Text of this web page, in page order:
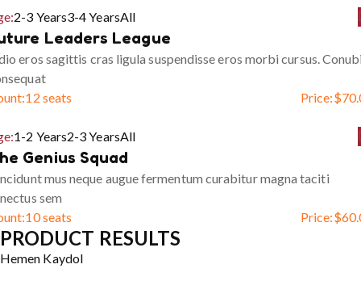
2-3 Years3-4 YearsAll
Leaders League
eros sagittis cras ligula suspendisse eros morbi cursus.
12 seats Price:$
1-2 Years2-3 YearsAll
Genius Squad
mus neque augue fermentum curabitur magna taciti
sem
10 seats Price:$
PRODUCT RESULTS
Hemen Kaydol